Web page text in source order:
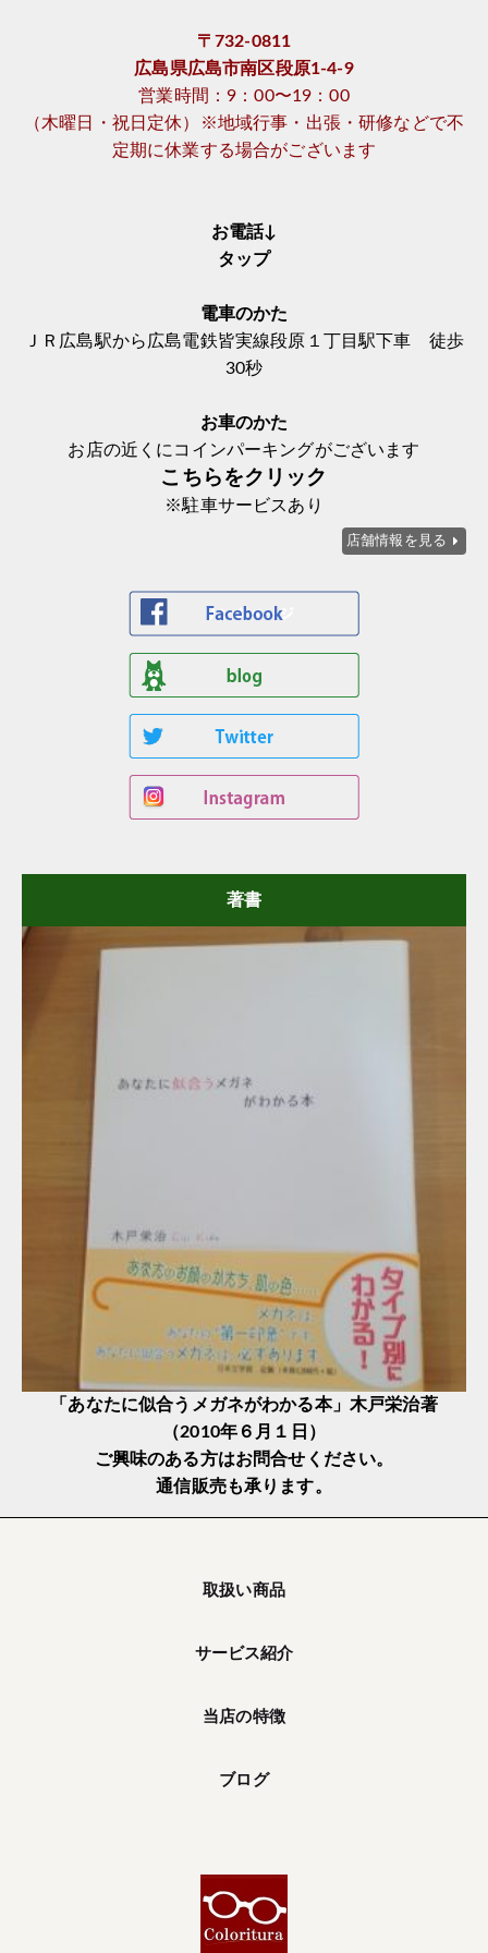
〒732-0811
広島県広島市南区段原1-4-9
営業時間：9：00〜19：00
（木曜日・祝日定休）※地域行事・出張・研修などで不
定期に休業する場合がございます
お電話↓
タップ
電車のかた
ＪＲ広島駅から広島電鉄皆実線段原１丁目駅下車 徒歩
30秒
お車のかた
お店の近くにコインパーキングがございます
こちらをクリック
※駐車サービスあり
店舗情報を見る
著書
「あなたに似合うメガネがわかる本」木戸栄治著
（2010年６月１日）
ご興味のある方はお問合せください。
通信販売も承ります。
取扱い商品
サービス紹介
当店の特徴
ブログ